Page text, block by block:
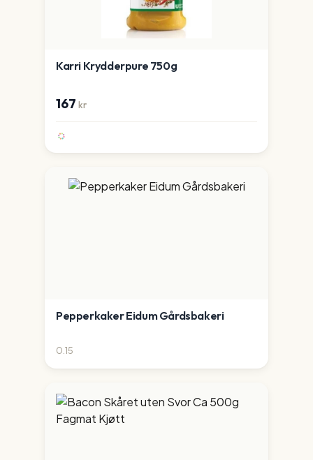
Karri Krydderpure 750g
167 kr
Pepperkaker Eidum Gårdsbakeri
0.15